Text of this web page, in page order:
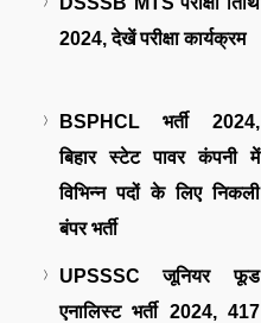
2024, देखें परीक्षा कार्यक्रम
BSPHCL भर्ती 2024,
बिहार स्टेट पावर कंपनी में
विभिन्न पदों के लिए निकली
बंपर भर्ती
UPSSSC जूनियर फूड
एनालिस्ट भर्ती 2024, 417